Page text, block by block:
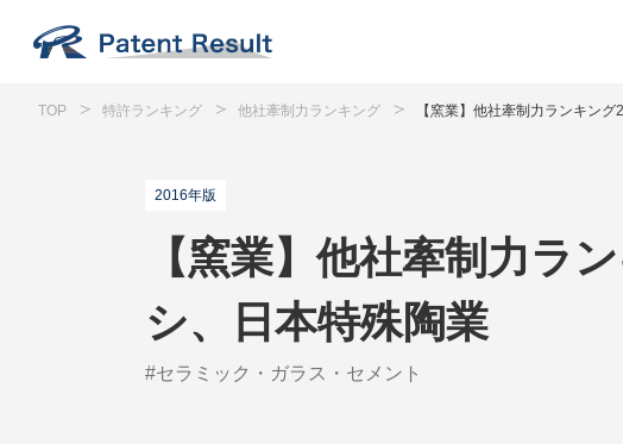
TOP 特許ランキング 他社牽制力ランキング 【窯業】他社牽制力ランキン
2016年版
【窯業】他社牽制力ラ
シ、日本特殊陶業
#セラミック・ガラス・セメント